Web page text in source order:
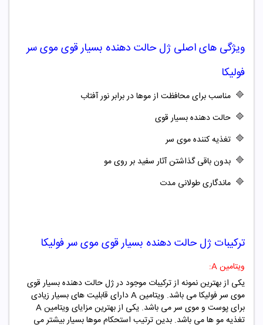
ویژگی های اصلی ژل حالت دهنده بسیار قوی موی سر
فولیکا
🔷 مناسب برای محافظت از موها در برابر نور آفتاب
🔷 حالت دهنده بسیار قوی
🔷 تغذیه کننده موی سر
🔷 بدون باقی گذاشتن آثار سفید بر روی مو
🔷 ماندگاری طولانی مدت
ترکیبات ژل حالت دهنده بسیار قوی موی سر فولیکا
ویتامین A:
یکی از بهترین نمونه از ترکیبات موجود در ژل حالت دهنده بسیار قوی
موی سر فولیکا می باشد. ویتامین A دارای قابلیت های بسیار زیادی
برای پوست و موی سر می باشد. یکی از بهترین مزایای ویتامین A
تغذیه مو ها می باشد. بدین ترتیب استحکام موها بسیار بیشتر می